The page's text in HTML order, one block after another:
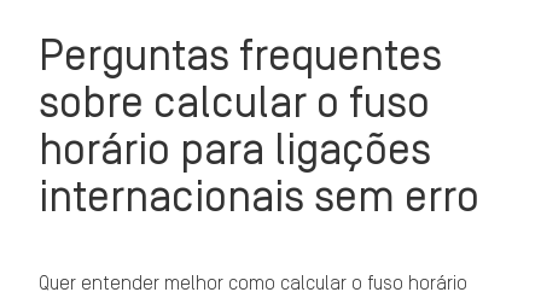
Perguntas frequentes
sobre calcular o fuso
horário para ligações
internacionais sem erro
Quer entender melhor como calcular o fuso horário